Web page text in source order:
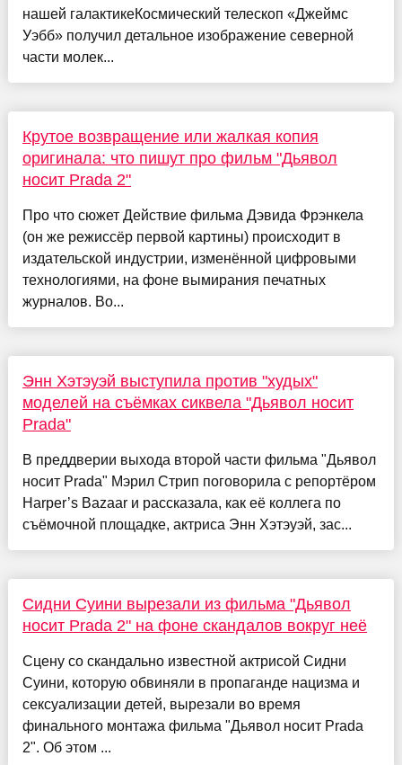
нашей галактикеКосмический телескоп «Джеймс
Уэбб» получил детальное изображение северной
части молек...
Крутое возвращение или жалкая копия
оригинала: что пишут про фильм "Дьявол
носит Prada 2"
Про что сюжет Действие фильма Дэвида Фрэнкела
(он же режиссёр первой картины) происходит в
издательской индустрии, изменённой цифровыми
технологиями, на фоне вымирания печатных
журналов. Во...
Энн Хэтэуэй выступила против "худых"
моделей на съёмках сиквела "Дьявол носит
Prada"
В преддверии выхода второй части фильма "Дьявол
носит Prada" Мэрил Стрип поговорила с репортёром
Harper’s Bazaar и рассказала, как её коллега по
съёмочной площадке, актриса Энн Хэтэуэй, зас...
Сидни Суини вырезали из фильма "Дьявол
носит Prada 2" на фоне скандалов вокруг неё
Сцену со скандально известной актрисой Сидни
Суини, которую обвиняли в пропаганде нацизма и
сексуализации детей, вырезали во время
финального монтажа фильма "Дьявол носит Prada
2". Об этом ...